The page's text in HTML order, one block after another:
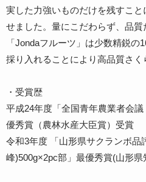
実した力強いものだけを残すこ
せました。量にこだわらず、品質
「Jondaフルーツ」は少数精鋭
採り入れることにより高品質さく
・受賞歴
平成24年度「全国青年農業者会
優秀賞（農林水産大臣賞）受賞
令和3年度 「山形県サクランボ
峰)500g×2pc部」最優秀賞(山形県